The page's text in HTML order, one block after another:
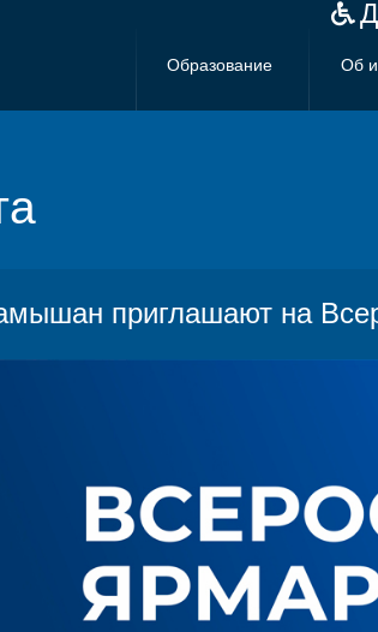
Образование Об
приглашают на